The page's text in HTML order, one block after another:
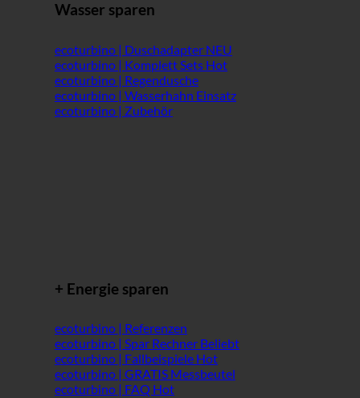
Wasser sparen
ecoturbino | Duschadapter
ecoturbino | Komplett Sets
ecoturbino | Regendusche
ecoturbino | Wasserhahn Einsatz
ecoturbino | Zubehör
+ Energie sparen
ecoturbino | Referenzen
ecoturbino | Spar Rechner
ecoturbino | Fallbeispiele
ecoturbino | GRATIS Messbeutel
ecoturbino | FAQ